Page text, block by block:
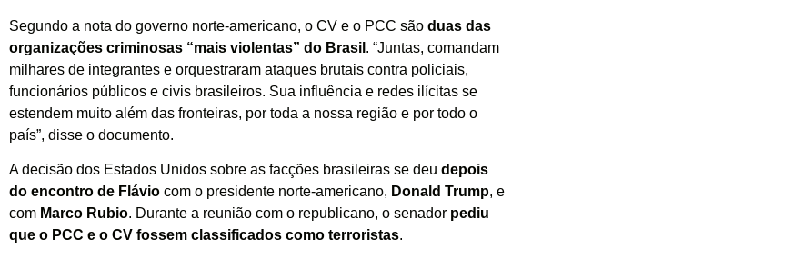
Segundo a nota do governo norte-americano, o CV e o PCC são duas das
organizações criminosas “mais violentas” do Brasil . “Juntas, comandam
milhares de integrantes e orquestraram ataques brutais contra policiais,
funcionários públicos e civis brasileiros. Sua influência e redes ilícitas se
estendem muito além das fronteiras, por toda a nossa região e por todo o
país”, disse o documento.
A decisão dos Estados Unidos sobre as facções brasileiras se deu depois
do encontro de Flávio com o presidente norte-americano, Donald Trump, e
com Marco Rubio. Durante a reunião com o republicano, o senador pediu
que o PCC e o CV fossem classificados como terroristas.